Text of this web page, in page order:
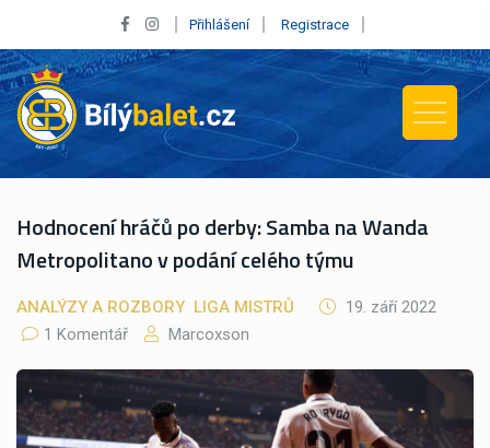
Přihlášení Registrace
Hodnocení hráčů po derby: Samba na Wanda
Metropolitano v podání celého týmu
ANALÝZY A ROZBORY LIGA MISTRŮ
19. září 2022
1 Komentář
Marcoxson